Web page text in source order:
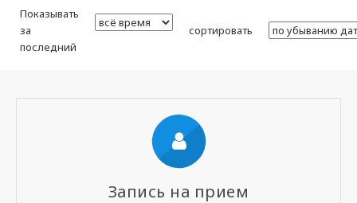
Показывать
за
последний
сортировать
Запись на прием